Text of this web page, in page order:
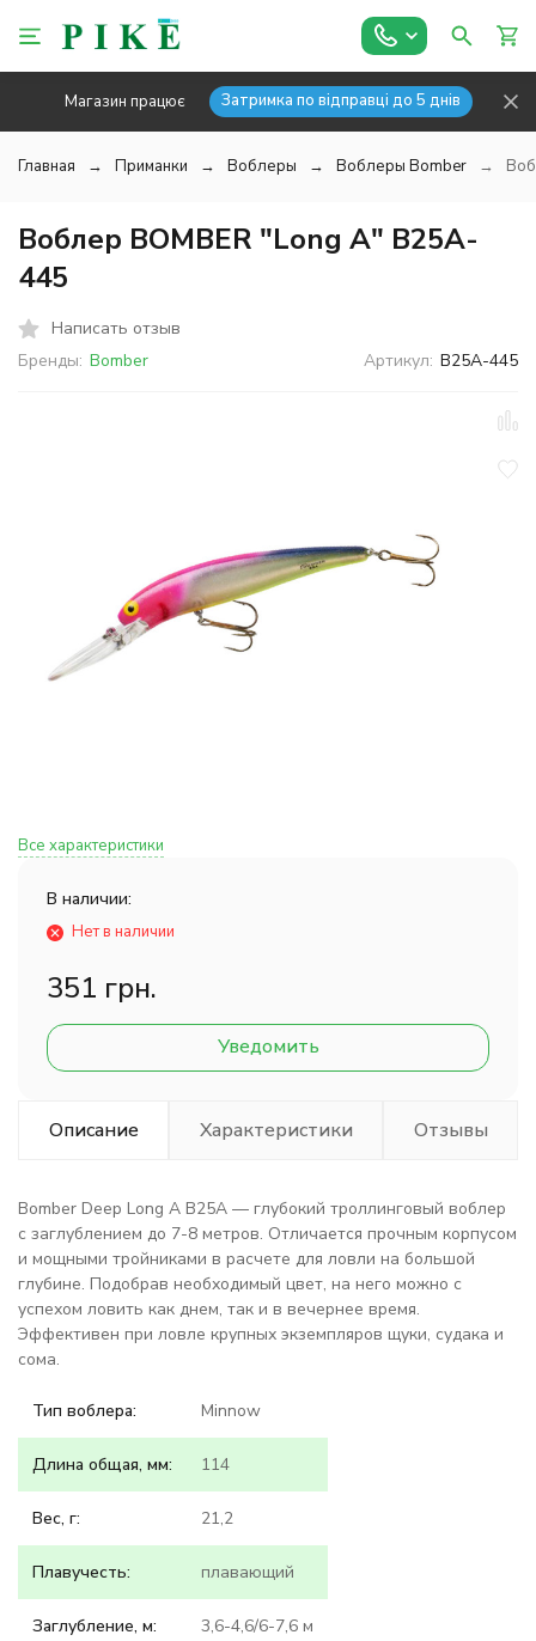
Магазин працює Затримка по відправці до 5 днів
Главная Приманки Воблеры Воблеры Bomber
Воблер BOMBER "Long A" B25A-
445
Написать отзыв
Бренды: Bomber Артикул: B25A-445
Все характеристики
В наличии:
Нет в наличии
351 грн.
Уведомить
Описание Характеристики Отзывы
Bomber Deep Long A B25A — глубокий троллинговый воблер
с заглублением до 7-8 метров. Отличается прочным корпусом
и мощными тройниками в расчете для ловли на большой
глубине. Подобрав необходимый цвет, на него можно с
успехом ловить как днем, так и в вечернее время.
Эффективен при ловле крупных экземпляров щуки, судака и
сома.
Тип воблера: Minnow
Длина общая, мм: 114
Вес, г: 21,2
Плавучесть: плавающий
Заглубление, м: 3,6-4,6/6-7,6 м